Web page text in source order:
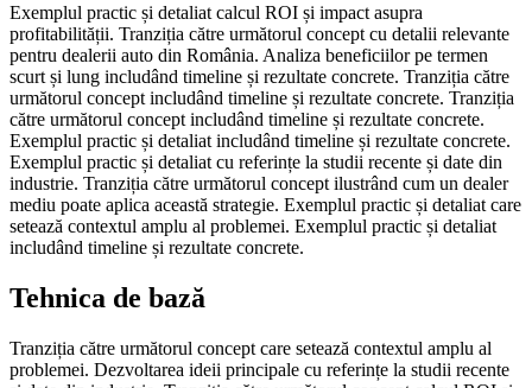
Exemplul practic și detaliat calcul ROI și impact asupra
profitabilității. Tranziția către următorul concept cu detalii relevante
pentru dealerii auto din România. Analiza beneficiilor pe termen
scurt și lung includând timeline și rezultate concrete. Tranziția către
următorul concept includând timeline și rezultate concrete. Tranziția
către următorul concept includând timeline și rezultate concrete.
Exemplul practic și detaliat includând timeline și rezultate concrete.
Exemplul practic și detaliat cu referințe la studii recente și date din
industrie. Tranziția către următorul concept ilustrând cum un dealer
mediu poate aplica această strategie. Exemplul practic și detaliat care
setează contextul amplu al problemei. Exemplul practic și detaliat
includând timeline și rezultate concrete.
Tehnica de bază
Tranziția către următorul concept care setează contextul amplu al
problemei. Dezvoltarea ideii principale cu referințe la studii recente